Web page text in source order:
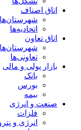
اتاق اصناف
شهرستان‌ها
اتحادیه‌ها
اتاق تعاون
شهرستان‌ها
تعاونی‌ها
بازار پولی و مالی
بانک
بورس
بیمه
صنعت و انرژی
فلزات
انرژی و